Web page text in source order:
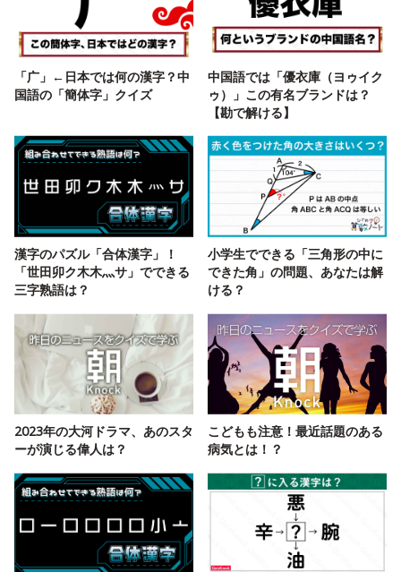
「广」←日本では何の漢字？中
国語の「簡体字」クイズ
中国語では「優衣庫（ヨゥイク
ゥ）」この有名ブランドは？
【勘で解ける】
漢字のパズル「合体漢字」！
「世田卯ク木木灬サ」でできる
三字熟語は？
小学生でできる「三角形の中に
できた角」の問題、あなたは解
ける？
2023年の大河ドラマ、あのスタ
ーが演じる偉人は？
こどもも注意！最近話題のある
病気とは！？